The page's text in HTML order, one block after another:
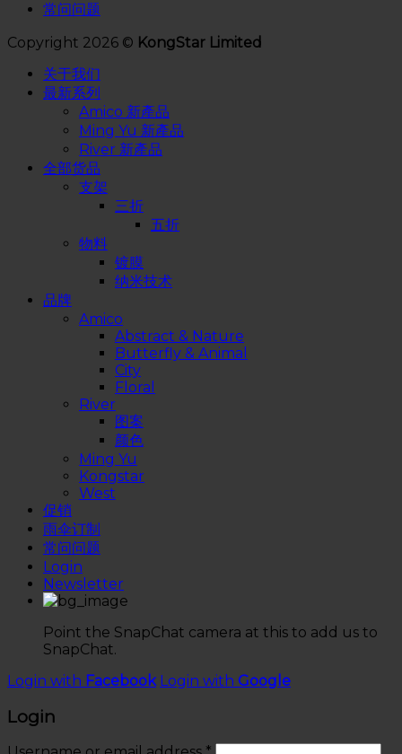
常问问题
Copyright 2026 © KongStar Limited
关于我们
最新系列
Amico 新產品
Ming Yu 新產品
River 新產品
全部货品
支架
三折
五折
物料
镀膜
纳米技术
品牌
Amico
Abstract & Nature
Butterfly & Animal
City
Floral
River
图案
颜色
Ming Yu
Kongstar
West
促销
雨伞订制
常问问题
Login
Newsletter
Point the SnapChat camera at this to add us to
SnapChat.
Login with Facebook Login with Google
Login